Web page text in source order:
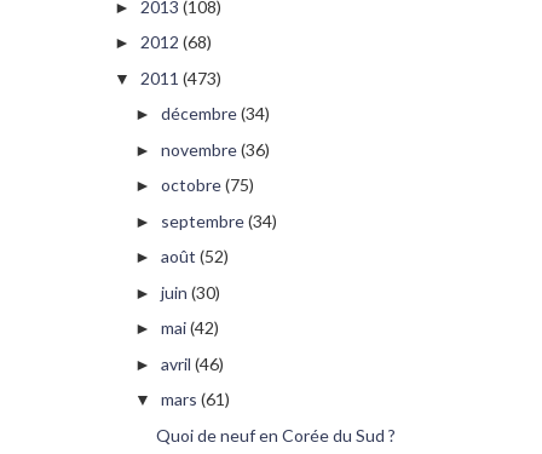
► 2013 (108)
► 2012 (68)
▼ 2011 (473)
► décembre(34)
► novembre(36)
► octobre(75)
► septembre(34)
► août (52)
► juin (30)
► mai(42)
► avril (46)
▼ mars (61)
Quoi de neuf en Corée du Sud ?